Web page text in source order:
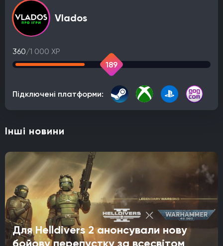
Vlados
360/1 000 XP
189
Підключені платформи:
Інші новини
Для Helldivers 2 анонсували нову